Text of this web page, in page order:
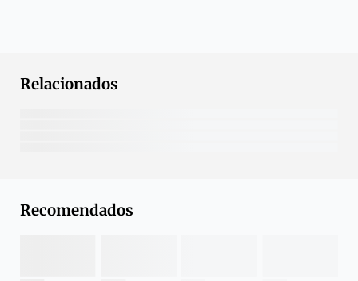
Relacionados
Recomendados